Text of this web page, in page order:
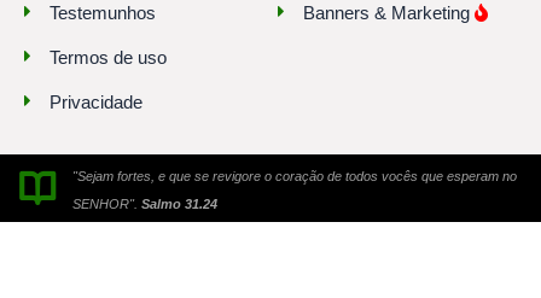
Testemunhos
Termos de uso
Privacidade
Banners & Marketing
"Sejam fortes, e que se revigore o coração de todos vocês que esperam no
SENHOR". Salmo 31.24